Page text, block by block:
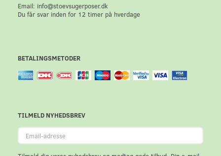
Email: info@stoevsugerposer.dk
Du får svar inden for 12 timer på hverdage
BETALINGSMETODER
TILMELD NYHEDSBREV
Email-
adresse